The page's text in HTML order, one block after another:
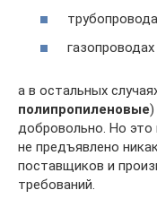
а в остальных
полипропиленовые)
добровольно. Но это
не предъявлено
поставщиков и
требований.